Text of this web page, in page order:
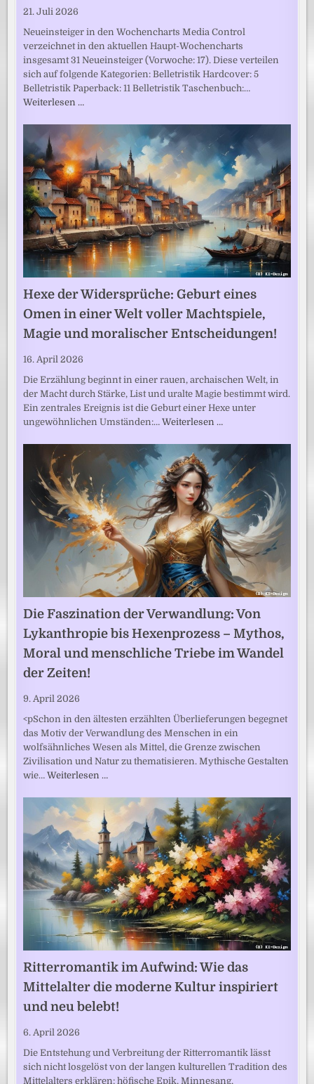
21. Juli 2026
Neueinsteiger in den Wochencharts Media Control
verzeichnet in den aktuellen Haupt-Wochencharts
insgesamt 31 Neueinsteiger (Vorwoche: 17). Diese verteilen
sich auf folgende Kategorien: Belletristik Hardcover: 5
Belletristik Paperback: 11 Belletristik Taschenbuch:…
Weiterlesen …
Hexe der Widersprüche: Geburt eines
Omen in einer Welt voller Machtspiele,
Magie und moralischer Entscheidungen!
16. April 2026
Die Erzählung beginnt in einer rauen, archaischen Welt, in
der Macht durch Stärke, List und uralte Magie bestimmt wird.
Ein zentrales Ereignis ist die Geburt einer Hexe unter
ungewöhnlichen Umständen:…Weiterlesen …
Die Faszination der Verwandlung: Von
Lykanthropie bis Hexenprozess – Mythos,
Moral und menschliche Triebe im Wandel
der Zeiten!
9. April 2026
<pSchon in den ältesten erzählten Überlieferungen begegnet
das Motiv der Verwandlung des Menschen in ein
wolfsähnliches Wesen als Mittel, die Grenze zwischen
Zivilisation und Natur zu thematisieren. Mythische Gestalten
wie…Weiterlesen …
Ritterromantik im Aufwind: Wie das
Mittelalter die moderne Kultur inspiriert
und neu belebt!
6. April 2026
Die Entstehung und Verbreitung der Ritterromantik lässt
sich nicht losgelöst von der langen kulturellen Tradition des
Mittelalters erklären: höfische Epik, Minnesang,